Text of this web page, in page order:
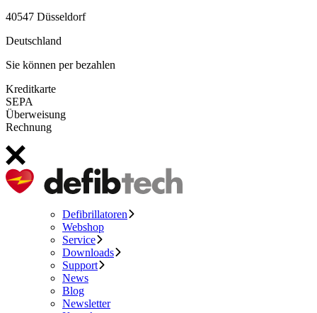
40547 Düsseldorf
Deutschland
Sie können per bezahlen
Kreditkarte
SEPA
Überweisung
Rechnung
Defibrillatoren
Webshop
Service
Downloads
Support
News
Blog
Newsletter